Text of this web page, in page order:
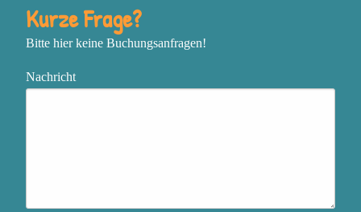
chaotischen Umfeld
Kurze Frage?
Bitte hier keine Buchungsanfragen!
Nachricht